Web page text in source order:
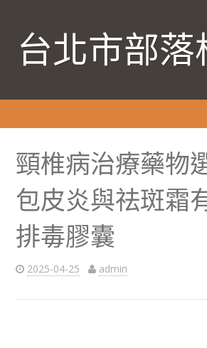
台北市部落
頸椎病治療藥物
包皮炎與祛斑霜
排毒膠囊
2025-04-25 admin